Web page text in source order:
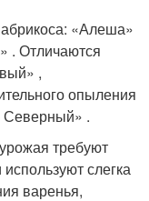
«Алеша»
. Отличаются
,
опыления
Северный» .
требуют
слегка
варенья,